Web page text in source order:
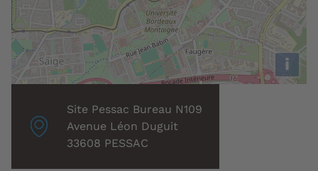
i
Localisation
associée
:
Site Pessac Bureau N109
Avenue Léon Duguit
33608 PESSAC